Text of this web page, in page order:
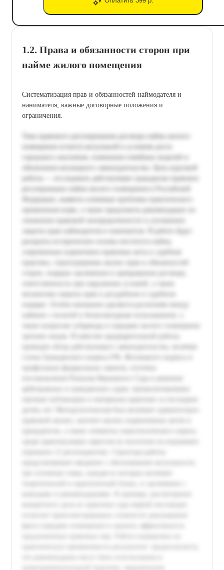
1.2. Права и обязанности сторон при
найме жилого помещения
Систематизация прав и обязанностей наймодателя и
нанимателя, важные договорные положения и
ограничения.